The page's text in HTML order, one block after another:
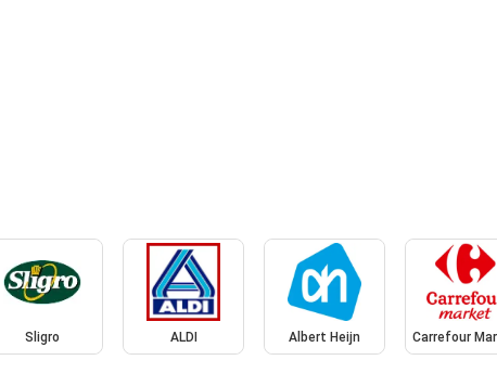
Sligro ALDI Albert Heijn Carrefour